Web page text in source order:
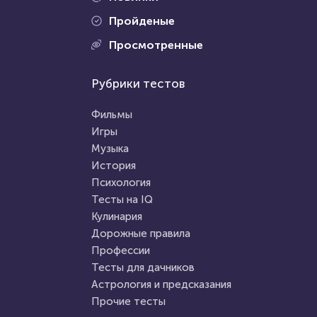
Проходили 123 раза
Пройти тест
3 июня 2020 3884
Тест для любителей живой
природы: назовите
перелётную птицу по
23 марта 2021
Рубрики тестов
Фильмы
Игры
Музыка
История
Психология
Тесты на IQ
Кулинария
Дорожные правила
Профессии
Тесты для дачников
Астрология и предсказания
Прочие тесты
Пройденые
Просмотренные